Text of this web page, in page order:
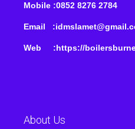
Mobile :0852 8276 2784
Email
Web :https://
About Us